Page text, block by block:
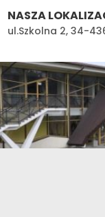
NASZA
ul.Szkolna 2, 34-